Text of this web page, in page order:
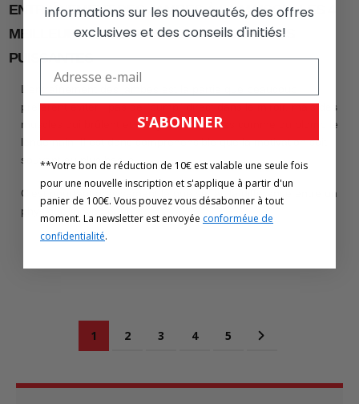
ENTRAÎNEMENT DES JAMBES À LA MAISON: LES 4
MEILLEURS EXERCICES POUR DES JAMBES
PUISSANTES
L’entraînement des jambes est la partie que beaucoup
préfèrent éviter : pas de “pump” direct dans le miroir, mais des
muscles qui brûlent et des jambes lourdes comme du plomb le
lendemain. Il est donc compréhensible que la motivation soit
souvent au plus bas ici.
C’est pourtant précisément là que se fait la différence entre un
physique moyen et un
Vous lisez actuellement la page
1 Page
2 Page
3 Page
4 Page
5 Page
Suivant
informations sur les nouveautés, des offres
exclusives et des conseils d'initiés!
S'ABONNER
**Votre bon de réduction de 10€ est valable une seule fois
pour une nouvelle inscription et s'applique à partir d'un
panier de 100€. Vous pouvez vous désabonner à tout
moment. La newsletter est envoyée conforméue de
confidentialité.